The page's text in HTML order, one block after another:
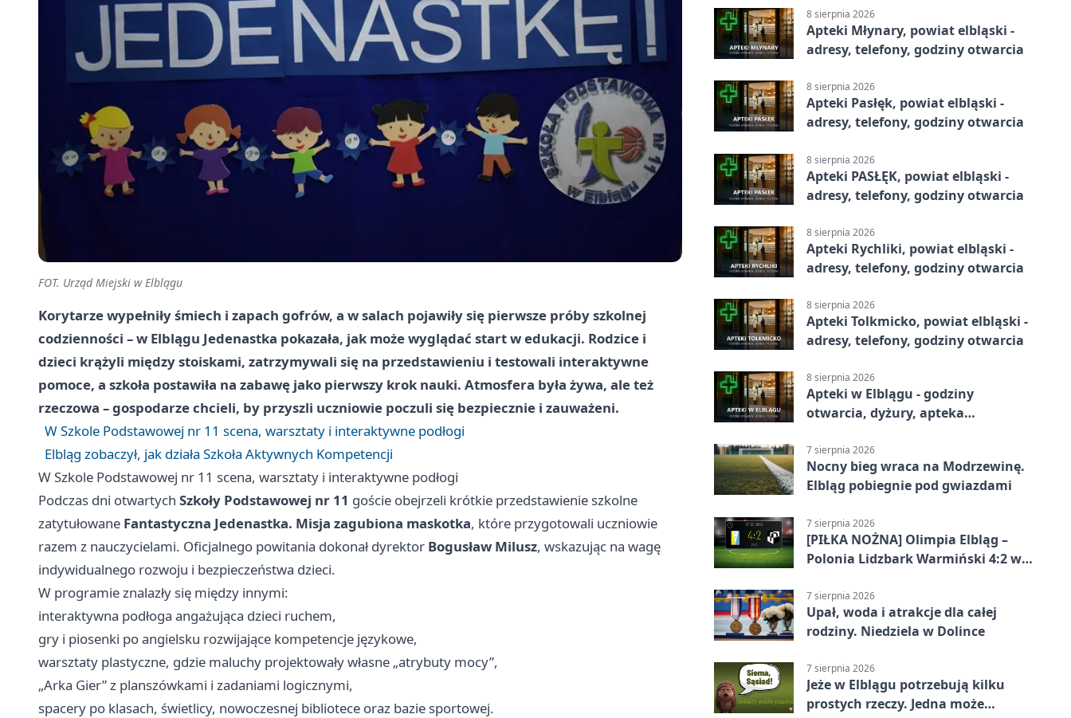
FOT. Urząd Miejski w Elblągu
Korytarze wypełniły śmiech i zapach gofrów, a w salach pojawiły się pierwsze próby szkolnej
codzienności – w Elblągu Jedenastka pokazała, jak może wyglądać start w edukacji. Rodzice i
dzieci krążyli między stoiskami, zatrzymywali się na przedstawieniu i testowali interaktywne
pomoce, a szkoła postawiła na zabawę jako pierwszy krok nauki. Atmosfera była żywa, ale też
rzeczowa – gospodarze chcieli, by przyszli uczniowie poczuli się bezpiecznie i zauważeni.
W Szko­le Podstawowej nr 11 scena, warsztaty i interaktywne podłogi
Elbląg zobaczył, jak działa Szkoła Aktywnych Kompetencji
W Szko­le Podstawowej nr 11 scena, warsztaty i interaktywne podłogi
Podczas dni otwartych Szkoły Podstawowej nr 11 goście obejrzeli krótkie przedstawienie szkolne
zatytułowane Fantastyczna Jedenastka. Misja zagubiona maskotka, które przygotowali uczniowie
razem z nauczycielami. Oficjalnego powitania dokonał dyrektor Bogusław Milusz, wskazując na wagę
indywidualnego rozwoju i bezpieczeństwa dzieci.
W programie znalazły się między innymi:
interaktywna podłoga angażująca dzieci ruchem,
gry i piosenki po angielsku rozwijające kompetencje językowe,
warsztaty plastyczne, gdzie maluchy projektowały własne „atrybuty mocy”,
„Arka Gier” z planszówkami i zadaniami logicznymi,
spacery po klasach, świetlicy, nowoczesnej bibliotece oraz bazie sportowej.
8 sierpnia 2026
Apteki Młynary, powiat elbląski -
adresy, telefony, godziny otwarcia
8 sierpnia 2026
Apteki Pasłęk, powiat elbląski -
adresy, telefony, godziny otwarcia
8 sierpnia 2026
Apteki PASŁĘK, powiat elbląski -
adresy, telefony, godziny otwarcia
8 sierpnia 2026
Apteki Rychliki, powiat elbląski -
adresy, telefony, godziny otwarcia
8 sierpnia 2026
Apteki Tolkmicko, powiat elbląski -
adresy, telefony, godziny otwarcia
8 sierpnia 2026
Apteki w Elblągu - godziny
otwarcia, dyżury, apteka
7 sierpnia 2026
Nocny bieg wraca na Modrzewinę.
Elbląg pobiegnie pod gwiazdami
7 sierpnia 2026
[PIŁKA NOŻNA] Olimpia Elbląg –
Polonia Lidzbark Warmiński 4:2 w
7 sierpnia 2026
Upał, woda i atrakcje dla całej
rodziny. Niedziela w Dolince
7 sierpnia 2026
Jeże w Elblągu potrzebują kilku
prostych rzeczy. Jedna może